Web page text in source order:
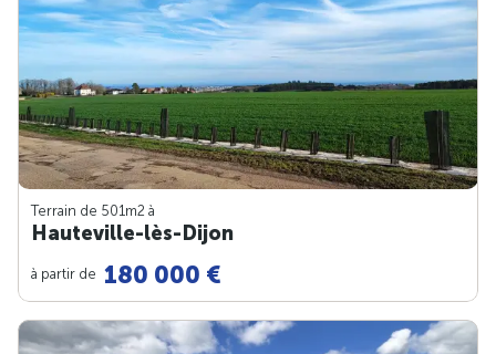
Terrain de 501m2 à
Hauteville-lès-Dijon
à partir de 180 000 €